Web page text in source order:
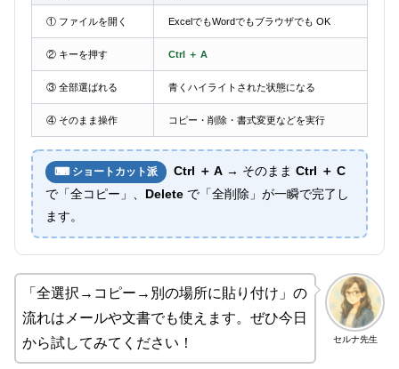
① ファイルを開く ExcelでもWordでもブラウザでも OK
② キーを押す Ctrl ＋ A
③ 全部選ばれる 青くハイライトされた状態になる
④ そのまま操作 コピー・削除・書式変更などを実行
⌨ ショートカット派 Ctrl ＋ A → そのまま Ctrl ＋ C
で「全コピー」、 Delete で「全削除」が一瞬で完了し
ます。
セルナ先生
「全選択→コピー→別の場所に貼り付け」の
流れはメールや文書でも使えます。ぜひ今日
から試してみてください！